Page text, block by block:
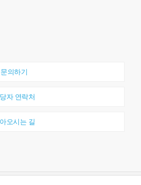
문의하기
자 연락처
오시는 길